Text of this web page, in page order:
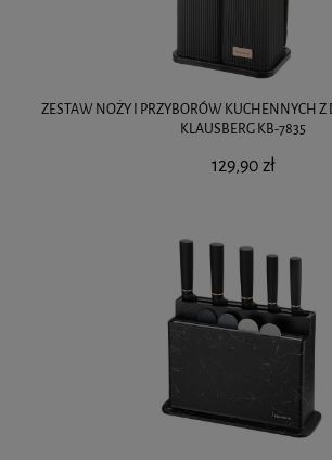
ZESTAW NOŻY I PRZYBORÓW KUCHENNYCH Z
KLAUSBERG KB-7835
129,90 zł